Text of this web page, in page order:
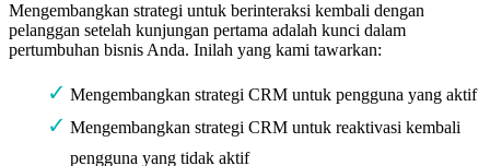
Mengembangkan strategi untuk berinteraksi kembali dengan
pelanggan setelah kunjungan pertama adalah kunci dalam
pertumbuhan bisnis Anda. Inilah yang kami tawarkan:
Mengembangkan strategi CRM untuk pengguna yang aktif
Mengembangkan strategi CRM untuk reaktivasi kembali
pengguna yang tidak aktif